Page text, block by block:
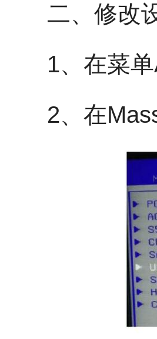
二、修改
1、在菜单
2、在Mass